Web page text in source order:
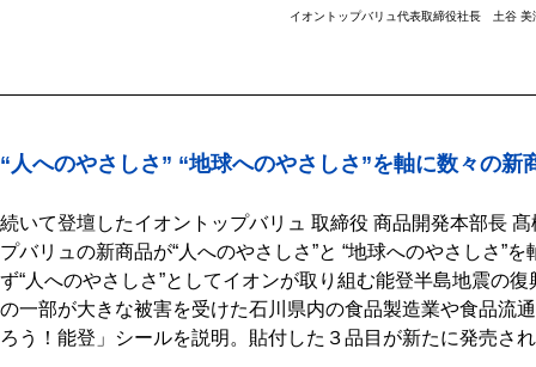
イオントップバリュ代表取締役社長 土谷 美
“人へのやさしさ” “地球へのやさしさ”を軸に数々の新
続いて登壇したイオントップバリュ 取締役 商品開発本部長
プバリュの新商品が“人へのやさしさ”と “地球へのやさしさ”
ず“人へのやさしさ”としてイオンが取り組む能登半島地震の
の一部が大きな被害を受けた石川県内の食品製造業や食品流
ろう！能登」シールを説明。貼付した３品目が新たに発売さ